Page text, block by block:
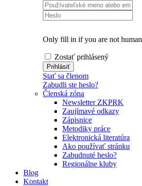
Only fill in if you are not human
Zostať prihlásený
Stať sa členom
Zabudli ste heslo?
Členská zóna
Newsletter ZKPRK
Zaujímavé odkazy
Zápisnice
Metodiky práce
Elektronická literatúra
Ako používať stránku
Zabudnuté heslo?
Regionálne kluby
Blog
Kontakt